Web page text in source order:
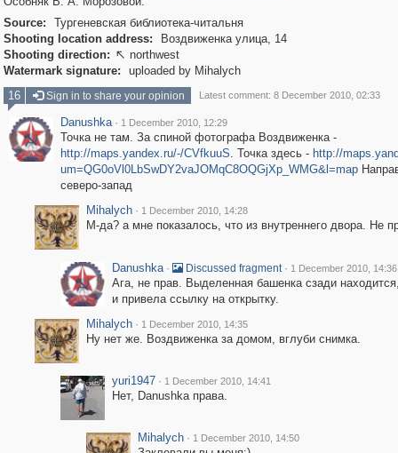
Source:
Тургеневская библиотека-читальня
Shooting location address:
Воздвиженка улица, 14
Shooting direction:  northwest
Watermark signature:
uploaded by Mihalych
16
Sign in to share your opinion Latest comment: 8 December 2010, 02:33
Danushka · 1 December 2010, 12:29
Точка не там. За спиной фотографа Воздвиженка -
http://maps.yandex.ru/-/CVfkuuS. Точка здесь - http://
um=QG0oVl0LbSwDY2vaJOMqC8OQGjXp_WMG&l=map
северо-запад
Mihalych · 1 December 2010, 14:28
М-да? а мне показалось, что из внутреннего двора. Не
Danushka · Discussed fragment · 1 December 2010, 14:36
Ага, не прав. Выделенная башенка сзади
и привела ссылку на открытку.
Mihalych · 1 December 2010, 14:35
Ну нет же. Воздвиженка за домом, вглуби снимка.
yuri1947 · 1 December 2010, 14:41
Нет, Danushka права.
Mihalych · 1 December 2010, 14:50